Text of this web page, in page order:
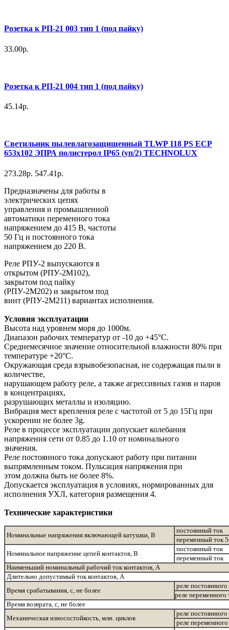
Розетка к РП-21 003 тип 1 (под пайку)
33.00р.
Розетка к РП-21 004 тип 1 (под пайку)
45.14р.
Светильник пылевлагозащищенный TLWP 118 PS EСP
653х102 ЭПРА полистерол IP65 (уп/2) TECHNOLUX
273.28р. 547.41р.
Предназначены для работы в
электрических цепях
управления и промышленной
автоматики переменного тока
напряжением до 415 В, частоты
50 Гц и постоянного тока
напряжением до 220 В.
Реле РПУ-2 выпускаются в
открытом (РПУ-2М102),
закрытом под пайку
(РПУ-2М202) и закрытом под
винт (РПУ-2М211) вариантах исполнения.
Условия эксплуатации
Высота над уровнем моря до 1000м.
Диапазон рабочих температур от -10 до +45°С.
Среднемесячное значение относительной влажности 80% при
температуре +20°С.
Окружающая среда взрывобезопасная, не содержащая пыли в
количестве,
нарушающем работу реле, а также агрессивных газов и паров
в концентрациях,
разрушающих металлы и изоляцию.
Вибрация мест крепления реле с частотой от 5 до 15Гц при
ускорении не более 3g.
Реле в процессе эксплуатации допускает колебания
напряжения сети от 0.85 до 1.10 от номинального
значения.
Реле постоянного тока допускают работу при питании
выпрямленным током. Пульсация напряжения при
этом должна быть не более 8%.
Допускается эксплуатация в условиях, нормированных для
исполнения УХЛ, категория размещения 4.
Технические характеристики
Номинальные напряжения включающей катушки, В
постоянный ток
переменный ток
Номинальное напряжение цепей контактов, В
постоянный ток
переменный ток
Наименьший номинальный рабочий ток контактов, А
Длительно допустимый ток контактов, А
Время срабатывания, с, не более
реле постоянного
реле переменного
Время возврата, с, не более
Механическая износостойкость, млн. циклов
реле постоянного
реле переменного